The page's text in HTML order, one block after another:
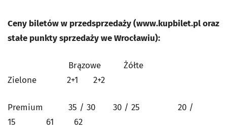
Ceny biletów w przedsprzedaży (www.kupbilet.pl oraz
stałe punkty sprzedaży we Wrocławiu):
Brązowe Żółte
Zielone 2+1 2+2
Premium 35 / 30 30 / 25 20 /
15 61 62